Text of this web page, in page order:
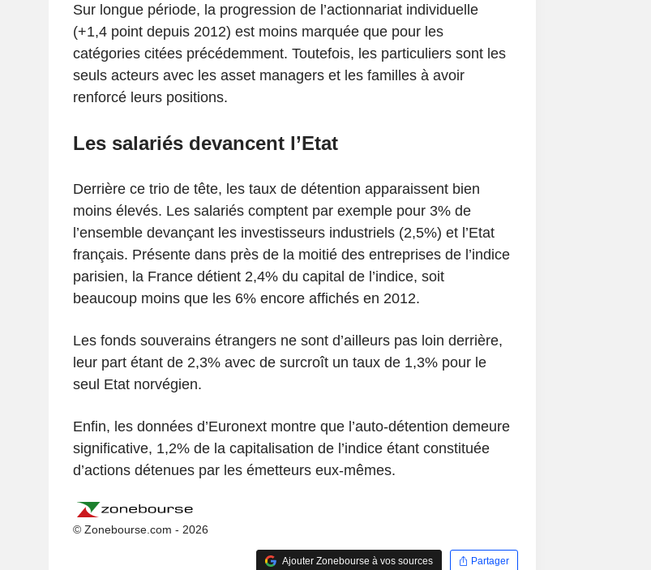
Sur longue période, la progression de l’actionnariat individuelle
(+1,4 point depuis 2012) est moins marquée que pour les
catégories citées précédemment. Toutefois, les particuliers sont les
seuls acteurs avec les asset managers et les familles à avoir
renforcé leurs positions.
Les salariés devancent l’Etat
Derrière ce trio de tête, les taux de détention apparaissent bien
moins élevés. Les salariés comptent par exemple pour 3% de
l’ensemble devançant les investisseurs industriels (2,5%) et l’Etat
français. Présente dans près de la moitié des entreprises de l’indice
parisien, la France détient 2,4% du capital de l’indice, soit
beaucoup moins que les 6% encore affichés en 2012.
Les fonds souverains étrangers ne sont d’ailleurs pas loin derrière,
leur part étant de 2,3% avec de surcroît un taux de 1,3% pour le
seul Etat norvégien.
Enfin, les données d’Euronext montre que l’auto-détention demeure
significative, 1,2% de la capitalisation de l’indice étant constituée
d’actions détenues par les émetteurs eux-mêmes.
© Zonebourse.com - 2026
Ajouter Zonebourse à vos sources Partager